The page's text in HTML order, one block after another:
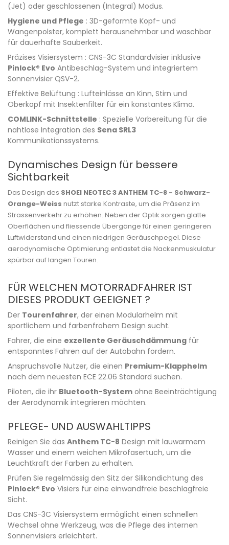
(Jet) oder geschlossenen (Integral) Modus.
Hygiene und Pflege : 3D-geformte Kopf- und
Wangenpolster, komplett herausnehmbar und waschbar
für dauerhafte Sauberkeit.
Präzises Visiersystem : CNS-3C Standardvisier inklusive
Pinlock® Evo Antibeschlag-System und integriertem
Sonnenvisier QSV-2.
Effektive Belüftung : Lufteinlässe an Kinn, Stirn und
Oberkopf mit Insektenfilter für ein konstantes Klima.
COMLINK-Schnittstelle : Spezielle Vorbereitung für die
nahtlose Integration des Sena SRL3
Kommunikationssystems.
Dynamisches Design für bessere
Sichtbarkeit
Das Design des SHOEI NEOTEC 3 ANTHEM TC-8 - Schwarz-
Orange-Weiss nutzt starke Kontraste, um die Präsenz im
Strassenverkehr zu erhöhen. Neben der Optik sorgen glatte
Oberflächen und fliessende Übergänge für einen geringeren
Luftwiderstand und einen niedrigen Geräuschpegel. Diese
aerodynamische Optimierung entlastet die Nackenmuskulatur
spürbar auf langen Touren.
FÜR WELCHEN MOTORRADFAHRER IST
DIESES PRODUKT GEEIGNET ?
Der Tourenfahrer, der einen Modularhelm mit
sportlichem und farbenfrohem Design sucht.
Fahrer, die eine exzellente Geräuschdämmung für
entspanntes Fahren auf der Autobahn fordern.
Anspruchsvolle Nutzer, die einen Premium-Klapphelm
nach dem neuesten ECE 22.06 Standard suchen.
Piloten, die ihr Bluetooth-System ohne Beeinträchtigung
der Aerodynamik integrieren möchten.
PFLEGE- UND AUSWAHLTIPPS
Reinigen Sie das Anthem TC-8 Design mit lauwarmem
Wasser und einem weichen Mikrofasertuch, um die
Leuchtkraft der Farben zu erhalten.
Prüfen Sie regelmässig den Sitz der Silikondichtung des
Pinlock® Evo Visiers für eine einwandfreie beschlagfreie
Sicht.
Das CNS-3C Visiersystem ermöglicht einen schnellen
Wechsel ohne Werkzeug, was die Pflege des internen
Sonnenvisiers erleichtert.